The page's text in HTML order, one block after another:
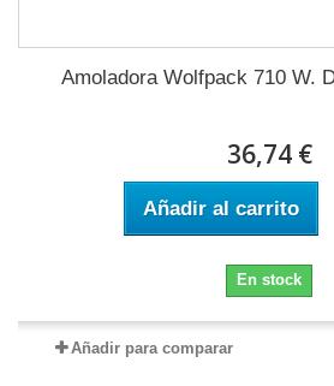
Amoladora Wolfpack 710 W.
36,74 €
Añadir al carrito
En stock
Añadir para comparar